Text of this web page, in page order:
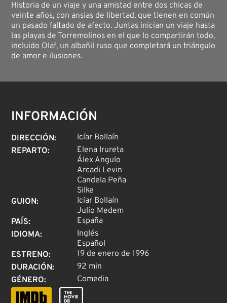
Historia de un viaje y una amistad entre dos chicas de
veinte años, con ansias de libertad, que tienen en común
un pasado faltado de afecto. Juntas inician un viaje hasta
las playas de Torremolinos en el que lo compartirán todo,
incluido Olaf, un albañil ruso que completará un triángulo
de amor e ilusiones.
INFORMACIÓN
DIRECCIÓN:
Icíar Bollaín
REPARTO:
Elena Irureta
Álex Angulo
Arcadi Levin
Candela Peña
Silke
GUION:
Icíar Bollaín
Julio Medem
PAÍS:
España
IDIOMA:
Inglés
Español
ESTRENO:
19 de enero de 1996
DURACIÓN:
92 min
GÉNERO: Comedia